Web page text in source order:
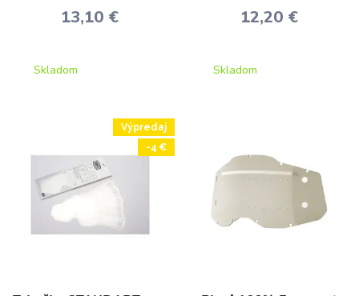
13,10 €
Skladom
12,20 €
Skladom
Výpredaj
-4 €